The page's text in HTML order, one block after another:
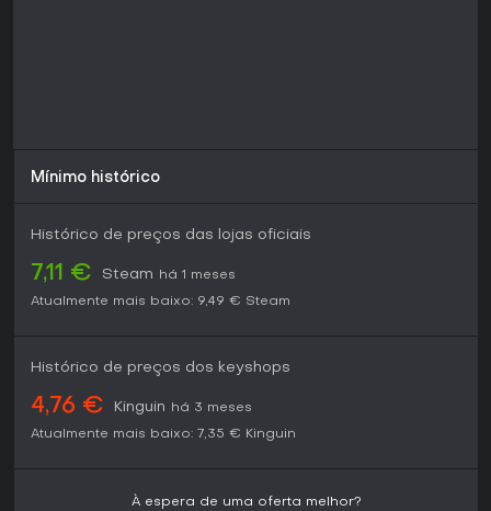
Mínimo histórico
Histórico de preços das lojas oficiais
7,11 € Steam
há 1 meses
Atualmente mais baixo: 9,49 € Steam
Histórico de preços dos keyshops
4,76 € Kinguin
há 3 meses
Atualmente mais baixo: 7,35 € Kinguin
À espera de uma oferta melhor?